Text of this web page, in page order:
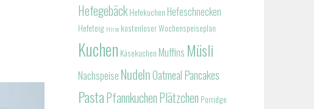
Hefegebäck Hefekuchen Hefeschnecken
Hefeteig Hirse kostenloser Wochenspeiseplan
Kuchen Käsekuchen Muffins Müsli
Nachspeise NudelnOatmealPancakes
PastaPfannkuchenPlätzchen Porridge